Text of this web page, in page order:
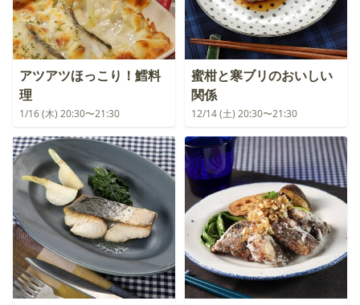
アツアツほっこり！鱈料
理
1/16 (木) 20:30〜21:30
蜜柑と寒ブリのおいしい
関係
12/14 (土) 20:30〜21:30